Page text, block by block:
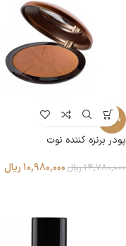
-26%
پودر برنزه کننده نوت
۱۴,۷۸۰,۰۰۰ ریال ۱۰,۹۸۰,۰۰۰ریال